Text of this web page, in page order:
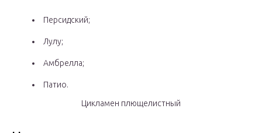
Персидский;
Лулу;
Амбрелла;
Патио.
Цикламен плющелистный